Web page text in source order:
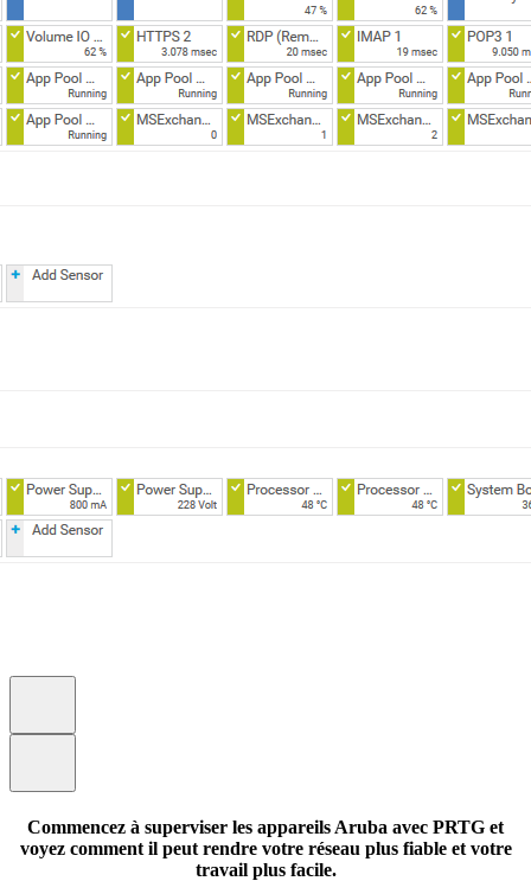
Commencez à superviser les appareils Aruba avec PRTG et
voyez comment il peut rendre votre réseau plus fiable et votre
travail plus facile.